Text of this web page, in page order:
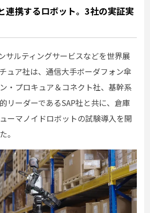
連携するロボット。3社の実証実
サルティングサービスなどを世界展
ュア社は、通信大手ボーダフォン傘
・プロキュア＆コネクト社、基幹系
リーダーであるSAP社と共に、倉庫
ーマノイドロボットの試験導入を開
。